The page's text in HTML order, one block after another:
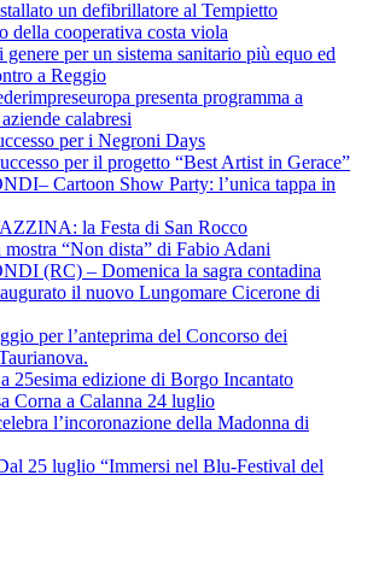
un defibrillatore al Tempietto
della cooperativa costa viola
per un sistema sanitario più equo ed
a Reggio
presenta programma a
calabresi
per i Negroni Days
per il progetto “Best Artist in Gerace”
Cartoon Show Party: l’unica tappa in
la Festa di San Rocco
“Non dista” di Fabio Adani
(RC) – Domenica la sagra contadina
il nuovo Lungomare Cicerone di
per l’anteprima del Concorso dei
25esima edizione di Borgo Incantato
Corna a Calanna 24 luglio
l’incoronazione della Madonna di
25 luglio “Immersi nel Blu-Festival del